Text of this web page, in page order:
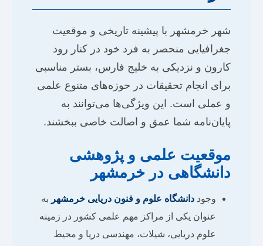
شهر خرمشهر با پیشینه تاریخی و موقعیت
جغرافیایی منحصر به فرد خود در کنار رود
کارون و نزدیکی به خلیج فارس، بستر مناسبی
برای انجام تحقیقات در حوزه‌های متنوع علمی
و عملی است. این ویژگی‌ها می‌توانند به
پایان‌نامه شما عمق و اصالت خاصی ببخشند.
موقعیت علمی و پژوهشی
دانشگاهی در خرمشهر
وجود دانشگاه علوم و فنون دریایی خرمشهر به
عنوان یکی از مراکز مهم علمی کشور در زمینه
علوم دریایی، شیلات، مهندسی دریا و محیط